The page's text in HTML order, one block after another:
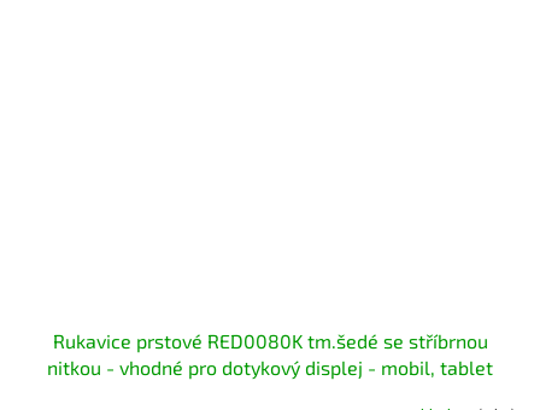
Rukavice prstové RED0080K tm.šedé se stříbrnou
nitkou - vhodné pro dotykový displej - mobil, tablet